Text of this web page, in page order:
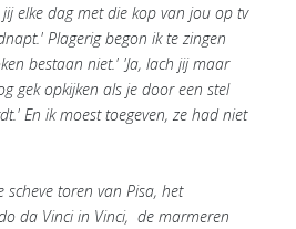
elke dag met die kop van jou op tv
Plagerig begon ik te zingen
bestaan niet.' 'Ja, lach jij maar
gek opkijken als je door een stel
En ik moest toegeven, ze had niet
toren van Pisa, het
da Vinci in Vinci, de marmeren